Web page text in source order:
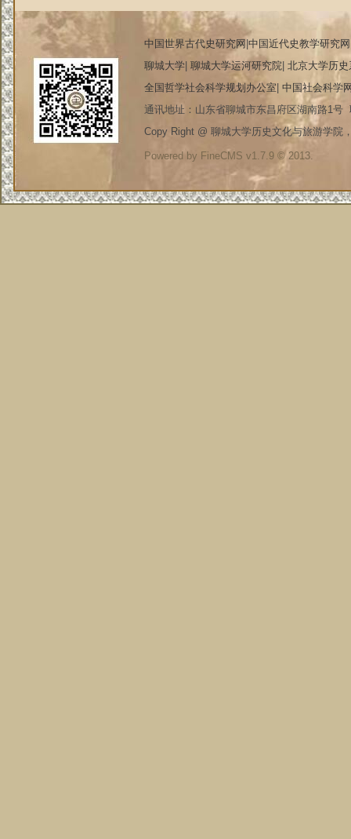
中国世界古代史研究网 中国近代史教学研究网
聊城大学 聊城大学运河研究院 北京大学历史
全国哲学社会科学规划办公室 中国社会科学
通讯地址：山东省聊城市东昌府区湖南路1号
Copy Right @ 聊城大学历史文化与旅游学院
Powered by FineCMS v1.7.9 © 2013.